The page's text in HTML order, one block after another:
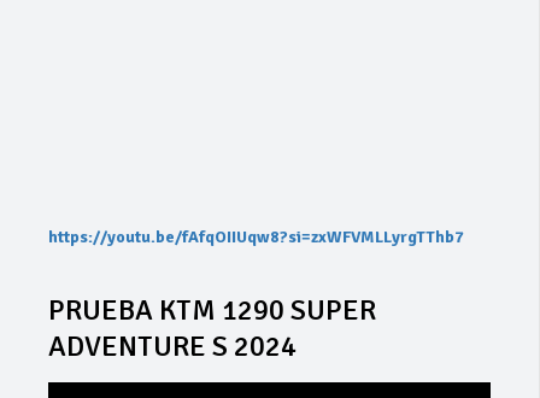
https://youtu.be/fAfqOIIUqw8?si=zxWFVMLLyrgTThb7
PRUEBA KTM 1290 SUPER
ADVENTURE S 2024